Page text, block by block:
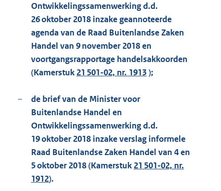
Ontwikkelingssamenwerking d.d.
26 oktober 2018 inzake geannoteerde
agenda van de Raad Buitenlandse Zaken
Handel van 9 november 2018 en
voortgangsrapportage handelsakkoorden
(Kamerstuk 21 501-02, nr. 1913);
–
de brief van de Minister voor
Buitenlandse Handel en
Ontwikkelingssamenwerking d.d.
19 oktober 2018 inzake verslag informele
Raad Buitenlandse Zaken Handel van 4 en
5 oktober 2018 (Kamerstuk 21 501-02, nr.
1912).